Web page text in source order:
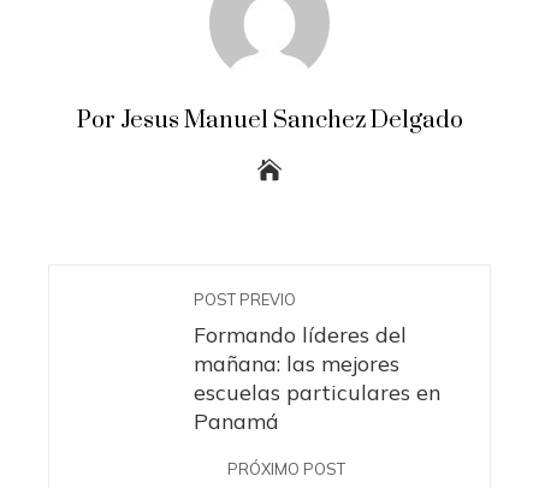
Por Jesus Manuel Sanchez Delgado
POST PREVIO
Formando líderes del
mañana: las mejores
escuelas particulares en
Panamá
PRÓXIMO POST